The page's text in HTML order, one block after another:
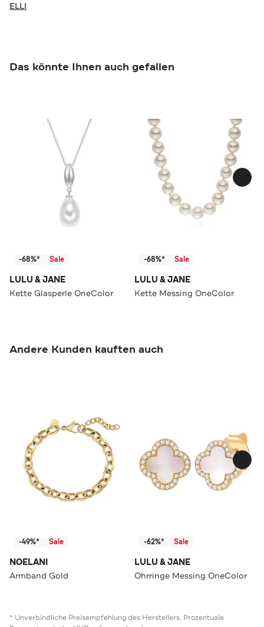
ELLI
Das könnte Ihnen auch gefallen
-68%* Sale
LULU & JANE
Kette Glasperle OneColor
-68%* Sale
LULU & JANE
Kette Messing OneColor
Andere Kunden kauften auch
-49%* Sale
NOELANI
Armband Gold
-62%* Sale
LULU & JANE
Ohrringe Messing OneColor
* Unverbindliche Preisempfehlung des Herstellers. Prozentuale